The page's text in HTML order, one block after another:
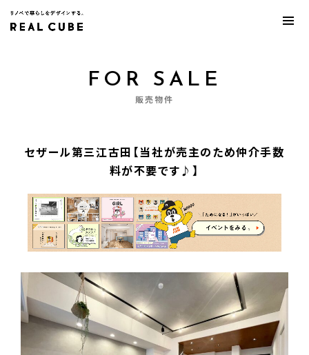
FOR SALE
販売物件
セザール第三江古田【当社が売主のため仲介手数
料が不要です♪】